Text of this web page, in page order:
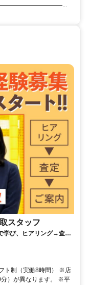
スタッフ
学び、ヒアリング→査定
ト制（実働8時間） ※店
）が異なります。 ※平